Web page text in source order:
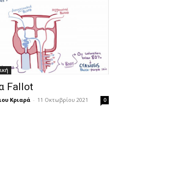
Fallot
Κριαρά - 11 Οκτωβρίου 2021 0